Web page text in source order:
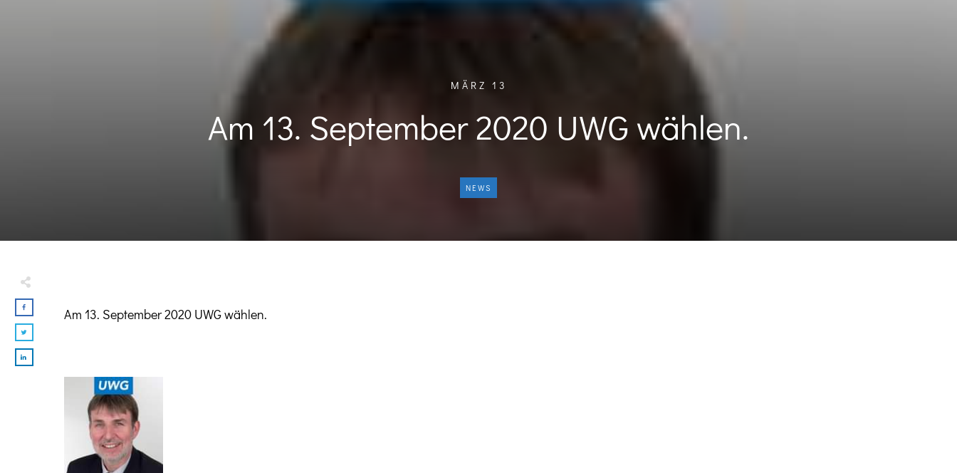
MÄRZ 13
Am 13. September 2020 UWG wählen.
NEWS
Am 13. September 2020 UWG wählen.